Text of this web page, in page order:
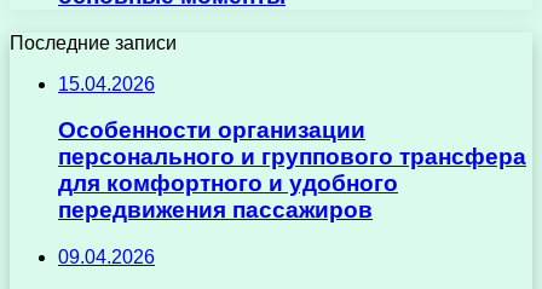
Последние записи
15.04.2026
Особенности организации
персонального и группового трансфера
для комфортного и удобного
передвижения пассажиров
09.04.2026